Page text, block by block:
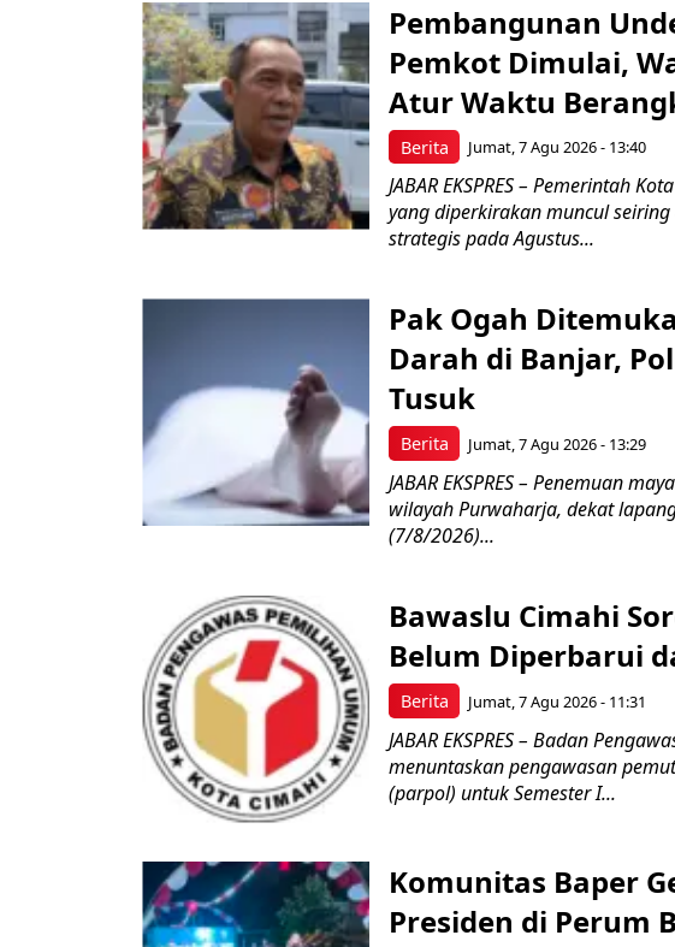
Berita
Pembangunan
Pemkot Dimulai,
Atur Waktu
Jumat, 7 Agu 2026 - 13:40
JABAR EKSPRES – Pemerintah
yang diperkirakan muncul
strategis pada Agustus...
Berita
Pak Ogah
Darah di Banjar,
Tusuk
Jumat, 7 Agu 2026 - 13:29
JABAR EKSPRES – Penemuan
wilayah Purwaharja, dekat
(7/8/2026)...
Berita
Bawaslu Cimahi
Belum Diperbarui
Jumat, 7 Agu 2026 - 11:31
JABAR EKSPRES – Badan
menuntaskan pengawasan
(parpol) untuk Semester I...
Komunitas Baper
Presiden di Perum